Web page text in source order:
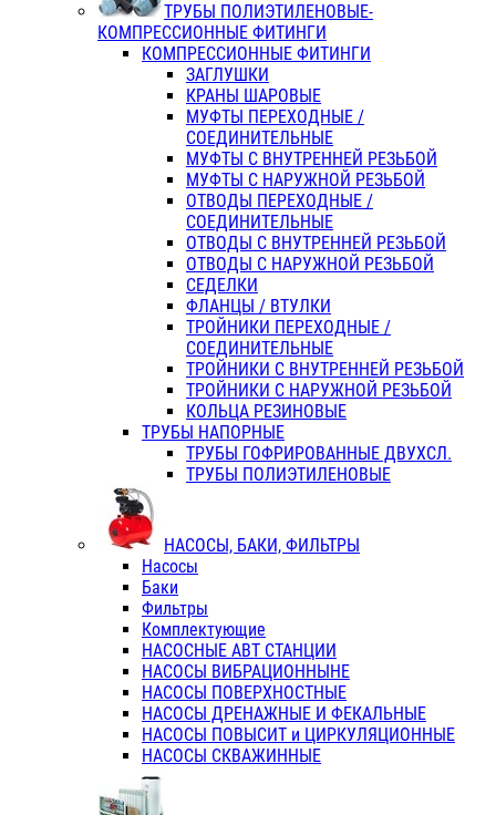
ТРУБЫ ПОЛИЭТИЛЕНОВЫЕ-
КОМПРЕССИОННЫЕ ФИТИНГИ
КОМПРЕССИОННЫЕ ФИТИНГИ
ЗАГЛУШКИ
КРАНЫ ШАРОВЫЕ
МУФТЫ ПЕРЕХОДНЫЕ /
СОЕДИНИТЕЛЬНЫЕ
МУФТЫ С ВНУТРЕННЕЙ РЕЗЬБОЙ
МУФТЫ С НАРУЖНОЙ РЕЗЬБОЙ
ОТВОДЫ ПЕРЕХОДНЫЕ /
СОЕДИНИТЕЛЬНЫЕ
ОТВОДЫ С ВНУТРЕННЕЙ РЕЗЬБОЙ
ОТВОДЫ С НАРУЖНОЙ РЕЗЬБОЙ
СЕДЕЛКИ
ФЛАНЦЫ / ВТУЛКИ
ТРОЙНИКИ ПЕРЕХОДНЫЕ /
СОЕДИНИТЕЛЬНЫЕ
ТРОЙНИКИ С ВНУТРЕННЕЙ РЕЗЬБОЙ
ТРОЙНИКИ С НАРУЖНОЙ РЕЗЬБОЙ
КОЛЬЦА РЕЗИНОВЫЕ
ТРУБЫ НАПОРНЫЕ
ТРУБЫ ГОФРИРОВАННЫЕ ДВУХСЛ.
ТРУБЫ ПОЛИЭТИЛЕНОВЫЕ
НАСОСЫ, БАКИ, ФИЛЬТРЫ
Насосы
Баки
Фильтры
Комплектующие
НАСОСНЫЕ АВТ СТАНЦИИ
НАСОСЫ ВИБРАЦИОННЫНЕ
НАСОСЫ ПОВЕРХНОСТНЫЕ
НАСОСЫ ДРЕНАЖНЫЕ И ФЕКАЛЬНЫЕ
НАСОСЫ ПОВЫСИТ и ЦИРКУЛЯЦИОННЫЕ
НАСОСЫ СКВАЖИННЫЕ